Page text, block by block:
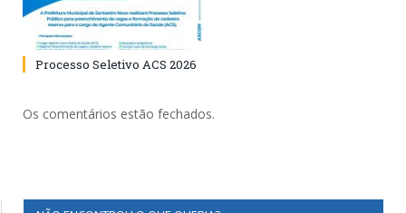
Processo Seletivo ACS 2026
Os comentários estão fechados.